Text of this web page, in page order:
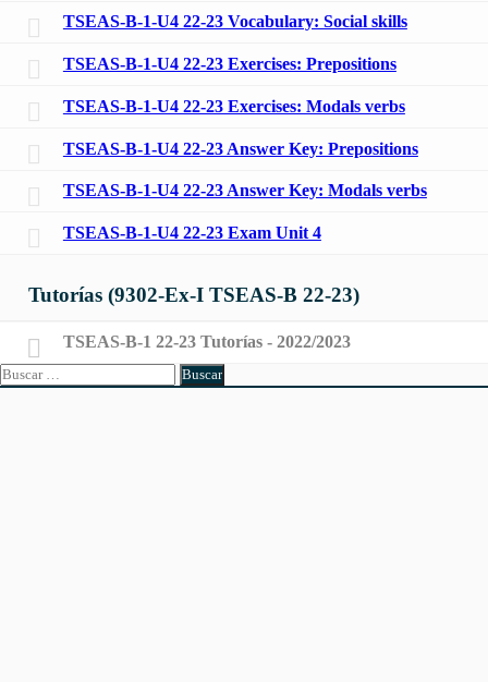
TSEAS-B-1-U4 22-23 Vocabulary: Social skills
TSEAS-B-1-U4 22-23 Exercises: Prepositions
TSEAS-B-1-U4 22-23 Exercises: Modals verbs
TSEAS-B-1-U4 22-23 Answer Key: Prepositions
TSEAS-B-1-U4 22-23 Answer Key: Modals verbs
TSEAS-B-1-U4 22-23 Exam Unit 4
Tutorías (9302-Ex-I TSEAS-B 22-23)
TSEAS-B-1 22-23 Tutorías - 2022/2023
Buscar: